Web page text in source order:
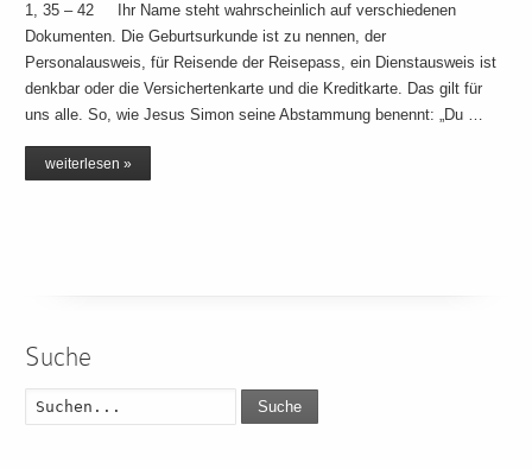
1, 35 – 42 Ihr Name steht wahrscheinlich auf verschiedenen
Dokumenten. Die Geburtsurkunde ist zu nennen, der
Personalausweis, für Reisende der Reisepass, ein Dienstausweis ist
denkbar oder die Versichertenkarte und die Kreditkarte. Das gilt für
uns alle. So, wie Jesus Simon seine Abstammung benennt: „Du …
weiterlesen »
Suche
Suche